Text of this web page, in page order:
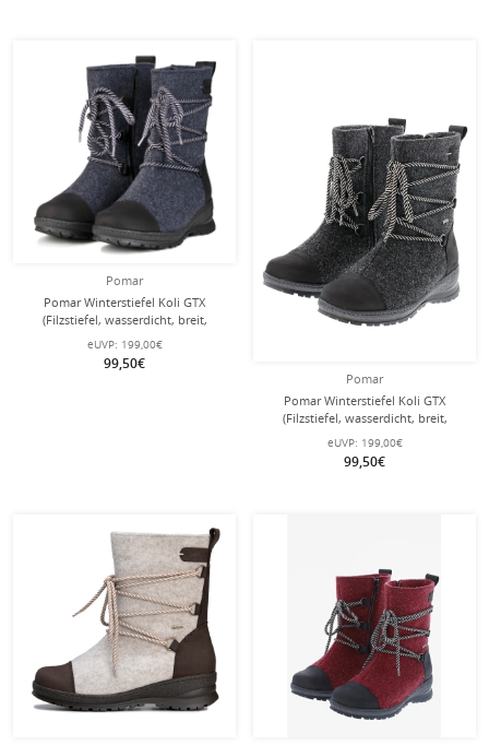
Pomar
Pomar Winterstiefel Koli GTX
(Filzstiefel, wasserdicht, breit,
extrem warm) dunkelblau Damen
eUVP: 199,00€
99,50€
Pomar
Pomar Winterstiefel Koli GTX
(Filzstiefel, wasserdicht, breit,
extrem warm) granitgrau Damen
eUVP: 199,00€
99,50€